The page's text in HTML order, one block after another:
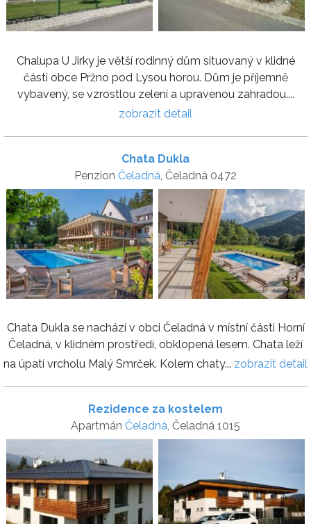
Chalupa U Jirky je větší rodinný dům situovaný v klidné
části obce Pržno pod Lysou horou. Dům je příjemně
vybavený, se vzrostlou zelení a upravenou zahradou....
zobrazit detail
Chata Dukla
Penzion Čeladná , Čeladná 0472
Chata Dukla se nachází v obci Čeladná v místní části Horní
Čeladná, v klidném prostředí, obklopená lesem. Chata leží
na úpatí vrcholu Malý Smrček. Kolem chaty... zobrazit detail
Rezidence za kostelem
Apartmán Čeladná , Čeladná 1015